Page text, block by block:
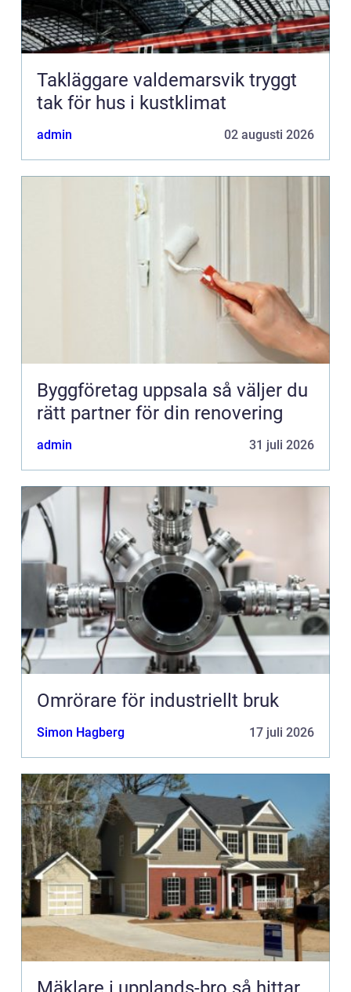
Takläggare valdemarsvik tryggt
tak för hus i kustklimat
admin 02 augusti 2026
Byggföretag uppsala så väljer du
rätt partner för din renovering
admin 31 juli 2026
Omrörare för industriellt bruk
Simon Hagberg 17 juli 2026